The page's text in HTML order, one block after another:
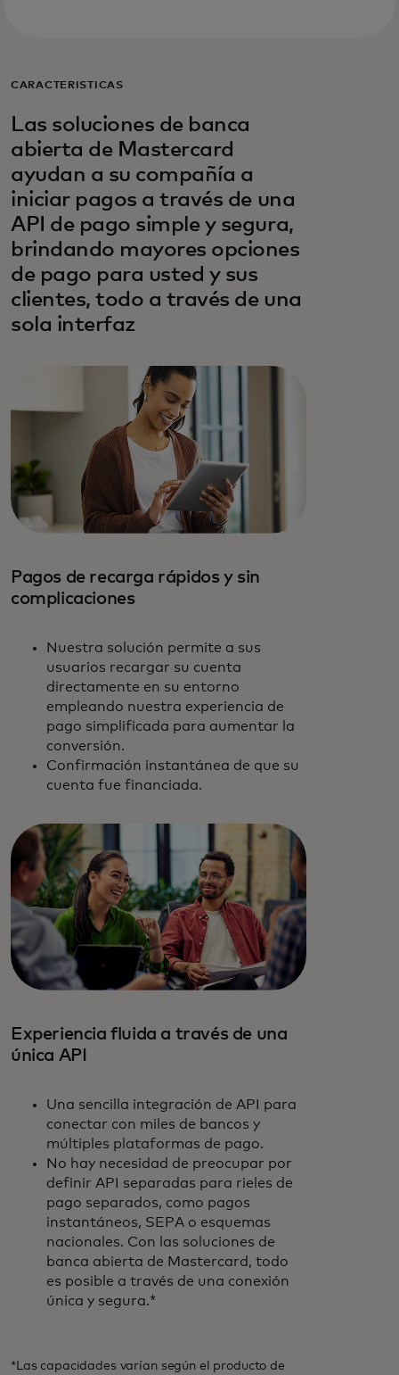
CARACTERÍSTICAS
Las soluciones de banca
abierta de Mastercard
ayudan a su compañía a
iniciar pagos a través de una
API de pago simple y segura,
brindando mayores opciones
de pago para usted y sus
clientes, todo a través de una
sola interfaz
Pagos de recarga rápidos y sin
complicaciones
Nuestra solución permite a sus
usuarios recargar su cuenta
directamente en su entorno
empleando nuestra experiencia de
pago simplificada para aumentar la
conversión.
Confirmación instantánea de que su
cuenta fue financiada.
Experiencia fluida a través de una
única API
Una sencilla integración de API para
conectar con miles de bancos y
múltiples plataformas de pago.
No hay necesidad de preocupar por
definir API separadas para rieles de
pago separados, como pagos
instantáneos, SEPA o esquemas
nacionales. Con las soluciones de
banca abierta de Mastercard, todo
es posible a través de una conexión
única y segura.*
*Las capacidades varían según el producto de